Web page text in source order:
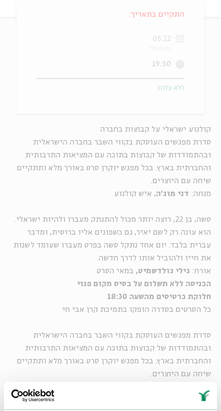
קולנוע ישראלי על קבוצות בחברה
סדרת מפגשים העוסקת בקווי השבר בחברה הישראלית
ובהתמודדות של קבוצות בתוכה עם המציאות התרבותית
והחברתית בארץ. בכל מפגש יוקרן סרט באורך מלא ותתקיים
שיחה עם היוצרים.
מנחה: דני מוג'ה, איש קולנוע
סשה, בן 22, רוצה יותר מכול להתנתק מעברו ולהיות ישראלי.
הוא עונה רק לשם יאיר, גם כשפונים אליו ברוסית, ומדבר
עברית בלבד. יום אחד נתקל סשה בפרט מעברו שעומד לשנות
את חייו ולהוביל אותו לדרך חדשה.
אורח: גילי גולדשמיט, במאי הסרט
הכניסה ללא תשלום על בסיס מקום פנוי
חלוקת כרטיסים מהשעה 18:30
כל הסרטים בסדרה הופקו בתמיכת קרן אבי חי
סדרת מפגשים העוסקת בקווי השבר בחברה הישראלית
ובהתמודדות של קבוצות בתוכה עם המציאות התרבותית
והחברתית בארץ. בכל מפגש יוקרן סרט באורך מלא ותתקיים
שיחה עם היוצרים.
התקיים בתאריך:
05.12
19:30
ללא עלות